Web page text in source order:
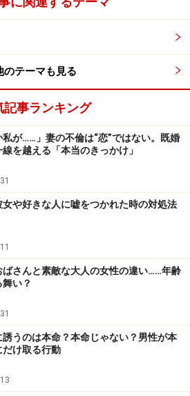
ん。会うたびに愚痴のオンパレー
ゃれにならないレベルだと「これ
ない」とシャットアウトされてし
かり吐いていることを指摘される
スが満タンになっている証拠。コ
から、愚痴をこぼさずにはいら
けでなく、SNSなどにも愚痴を吐
客観的に振り返ってみてくださ
の相手より、けんかすらで
が問題
同士。時には互いの意見が衝突
まうこともあります。その頻度が
、けんかばかりの状態に疲れて
があっても「衝突すること自体
になったら赤信号。
のテーマも見る
記事ランキング
私が……」妻の不倫は“恋”ではない。既婚
を越える「本当のきっかけ」
女や好きな人に嘘をつかれた時の対処法
ばさんと素敵な大人の女性の違い……年齢
い？
誘うのは本命？本命じゃない？男性が本
だけ取る行動